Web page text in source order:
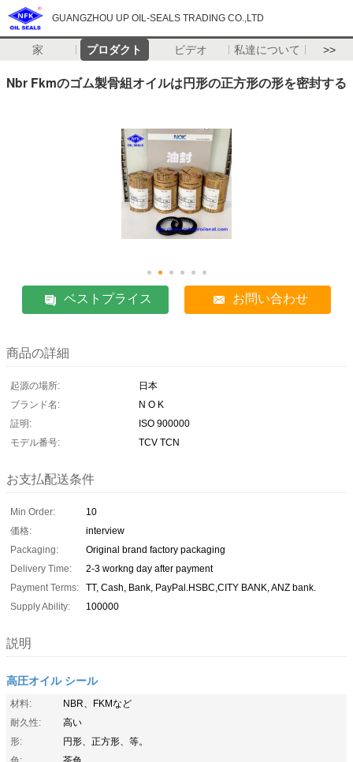
GUANGZHOU UP OIL-SEALS TRADING CO.,LTD
家 プロダクト ビデオ 私達について >>
Nbr Fkmのゴム製骨組オイルは円形の正方形の形を密封する
ベストプライス お問い合わせ
商品の詳細
起源の場所:
日本
ブランド名:
N O K
証明:
ISO 900000
モデル番号:
TCV TCN
お支払配送条件
Min Order:
10
価格:
interview
Packaging:
Original brand factory packaging
Delivery Time:
2-3 workng day after payment
Payment Terms:
TT, Cash, Bank, PayPal.HSBC,CITY BANK, ANZ bank.
Supply Ability:
100000
説明
高圧オイル シール
材料:
NBR、FKMなど
耐久性:
高い
形:
円形、正方形、等。